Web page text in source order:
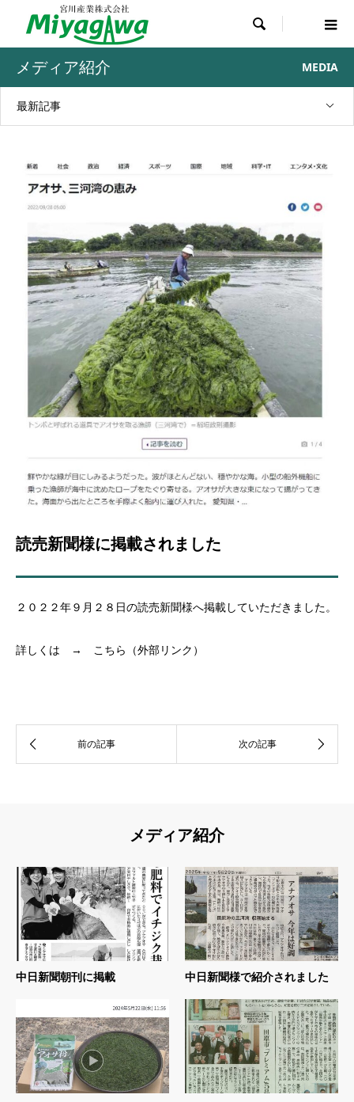

メディア紹介 MEDIA
最新記事
読売新聞様に掲載されました
２０２２年９月２８日の読売新聞様へ掲載していただきました。
詳しくは → こちら（外部リンク）
メディア紹介
中日新聞朝刊に掲載 中日新聞様で紹介されました